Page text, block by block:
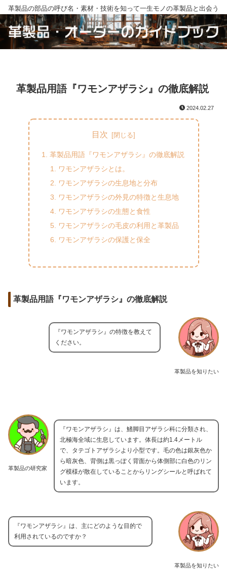
革製品の部品の呼び名・素材・技術を知って一生モノの革製品と出会う
革製品用語『ワモンアザラシ』の徹底解説
2024.02.27
目次
革製品用語『ワモンアザラシ』の徹底解説
ワモンアザラシとは。
ワモンアザラシの生息地と分布
ワモンアザラシの外見の特徴と生息地
ワモンアザラシの生態と食性
ワモンアザラシの毛皮の利用と革製品
ワモンアザラシの保護と保全
革製品用語『ワモンアザラシ』の徹底解説
革製品を知りたい
『ワモンアザラシ』の特徴を教えて
ください。
革製品の研究家
『ワモンアザラシ』は、鰭脚目アザラシ科に分類され、
北極海全域に生息しています。体長は約1.4メートル
で、タテゴトアザラシより小型です。毛の色は銀灰色か
ら暗灰色、背側は黒っぽく背面から体側部に白色のリン
グ模様が散在していることからリングシールと呼ばれて
います。
革製品を知りたい
『ワモンアザラシ』は、主にどのような目的で
利用されているのですか？